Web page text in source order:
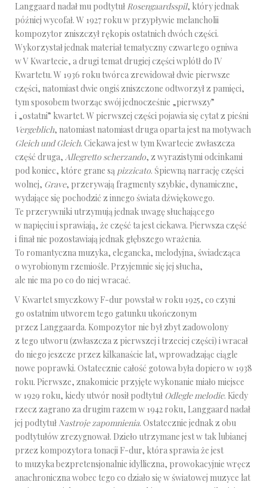
Langgaard nadał mu podtytuł Rosengaardsspil, który jednak
później wycofał. W 1927 roku w przypływie melancholii
kompozytor zniszczył rękopis ostatnich dwóch części.
Wykorzystał jednak materiał tematyczny czwartego ogniwa
w V Kwartecie, a drugi temat drugiej części wplótł do IV
Kwartetu. W 1936 roku twórca zrewidował dwie pierwsze
części, natomiast dwie ongiś zniszczone odtworzył z pamięci,
tym sposobem tworząc swój jednocześnie „pierwszy”
i „ostatni” kwartet. W pierwszej części pojawia się cytat z pieśni
Vergeblich, natomiast natomiast druga oparta jest na motywach
Gleich und Gleich. Ciekawa jest w tym Kwartecie zwłaszcza
część druga, Allegretto scherzando, z wyrazistymi odcinkami
pod koniec, które grane są pizzicato. Śpiewną narrację części
wolnej, Grave, przerywają fragmenty szybkie, dynamiczne,
wydające się pochodzić z innego świata dźwiękowego.
Te przerywniki utrzymują jednak uwagę słuchającego
w napięciu i sprawiają, że część ta jest ciekawa. Pierwsza część
i finał nie pozostawiają jednak głębszego wrażenia.
To romantyczna muzyka, elegancka, melodyjna, świadcząca
o wyrobionym rzemiośle. Przyjemnie się jej słucha,
ale nie ma po co do niej wracać.
V Kwartet smyczkowy F-dur powstał w roku 1925, co czyni
go ostatnim utworem tego gatunku ukończonym
przez Langgaarda. Kompozytor nie był zbyt zadowolony
z tego utworu (zwłaszcza z pierwszej i trzeciej części) i wracał
do niego jeszcze przez kilkanaście lat, wprowadzając ciągle
nowe poprawki. Ostatecznie całość gotowa była dopiero w 1938
roku. Pierwsze, znakomicie przyjęte wykonanie miało miejsce
w 1929 roku, kiedy utwór nosił podtytuł Odległe melodie. Kiedy
rzecz zagrano za drugim razem w 1942 roku, Langgaard nadał
jej podtytuł Nastroje zapomnienia. Ostatecznie jednak z obu
podtytułów zrezygnował. Dzieło utrzymane jest w tak lubianej
przez kompozytora tonacji F-dur, która sprawia że jest
to muzyka bezpretensjonalnie idylliczna, prowokacyjnie wręcz
anachroniczna wobec tego co działo się w światowej muzyce lat